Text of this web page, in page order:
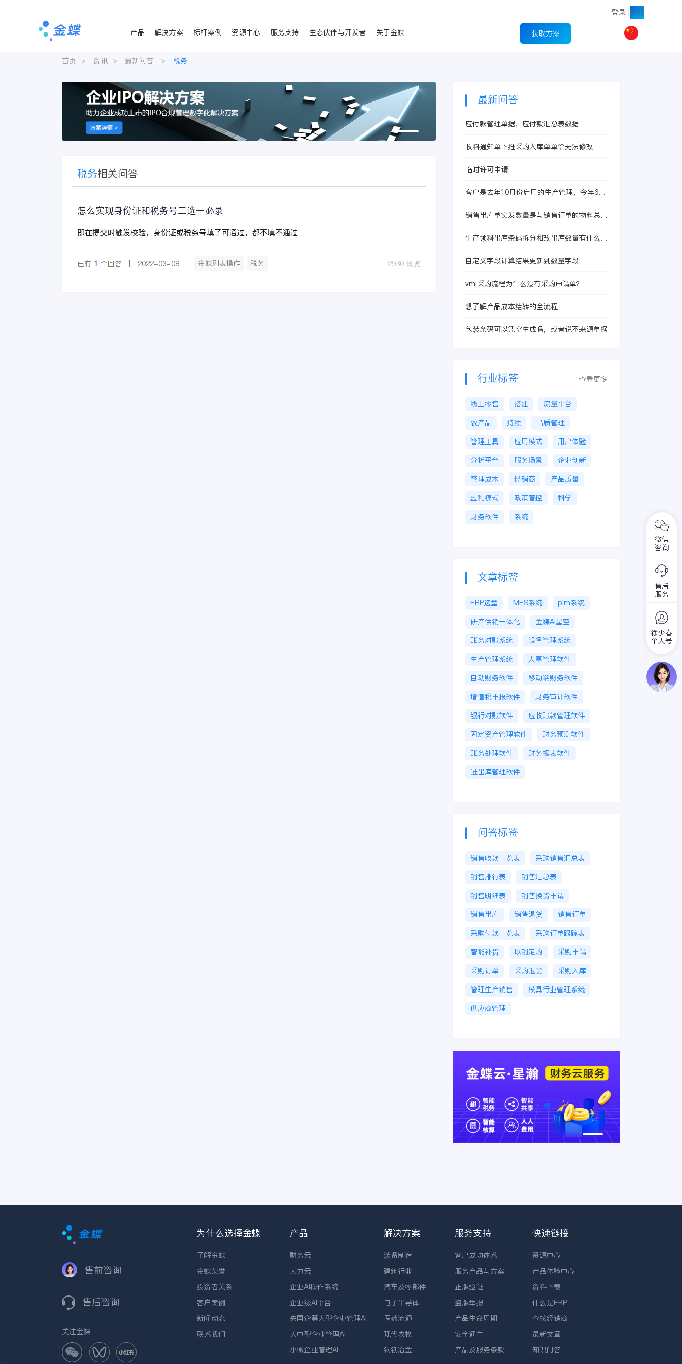
登录 注册
产品
解决方案 标杆案例 资源中心 服务支持 生态伙伴与开发者 关于金蝶 获取方案
首页 > 资讯 > 最新问答 > 税务
税务相关问答
怎么实现身份证和税务号二选一必录
即在提交时触发校验，身份证或税务号填了可通过，都不填不通过
已有 1 个回答 | 2022-03-08 金蝶列表操作 税务 2930 浏览
最新问答
应付款管理单据，应付款汇总表数据
收料通知单下推采购入库单单价无法修改
临时许可申请
客户是去年10月份启用的生产管理，今年6月
销售出库单实发数量是与销售订单的物料总数
生产领料出库条码拆分和改出库数量有什么本
自定义字段计算结果更新到数量字段
vmi采购流程为什么没有采购申请单？
想了解产品成本结转的全流程
包装条码可以凭空生成吗，或者说不来源单据
行业标签 查看更多
线上零售 搭建
流量平台
农产品
持续
品质管理
管理工具
应用模式
用户体验
分析平台
服务场景
企业创新
管理成本
经销商
产品质量
盈利模式
政策管控
科学
财务软件
系统
文章标签
ERP选型 MES系统
plm系统
研产供销一体化
金蝶AI星空
账务对账系统
设备管理系统
生产管理系统
人事管理软件
自动财务软件
移动端财务软件
增值税申报软件
财务审计软件
银行对账软件
应收账款管理软件
固定资产管理软件
财务预测软件
账务处理软件
财务报表软件
进出库管理软件
问答标签
销售收款一览表
采购销售汇总表
销售排行表
销售汇总表
销售明细表
销售换货申请
销售出库
销售退货
销售订单
采购付款一览表
采购订单跟踪表
智能补货
以销定购
采购申请
采购订单
采购退货
采购入库
管理生产销售
模具行业管理系统
供应商管理
售前咨询
售后咨询
关注金蝶
为什么选择金蝶
了解金蝶
金蝶荣誉
投资者关系
客户案例
新闻动态
联系我们
产品
财务云
人力云
企业AI操作系统
企业级AI平台
央国企等大型企业管理AI
大中型企业管理AI
小微企业管理AI
解决方案
装备制造
建筑行业
汽车及零部件
电子半导体
医药流通
现代农牧
钢铁冶金
服务支持
客户成功体系
服务产品与方案
正版验证
盗版举报
产品生命周期
安全通告
产品及服务条款
快速链接
资源中心
产品体验中心
资料下载
什么是ERP
查找经销商
最新文章
知识问答
微信
咨询
售后
服务
徐少春
个人号